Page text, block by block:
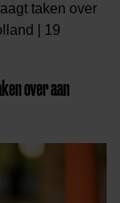
taken over
| 19
over aan